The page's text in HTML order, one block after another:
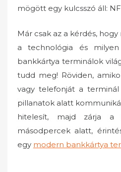
mögött egy kulcsszó áll:
Már csak az a kérdés,
a technológia és
bankkártya terminálok
tudd meg! Röviden,
vagy telefonját a
pillanatok alatt
hitelesít, majd zárja a
másodpercek alatt,
egy modern bankkártya